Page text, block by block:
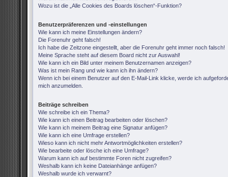
Wozu ist die „Alle Cookies des Boards löschen“-Funktion?
Benutzerpräferenzen und -einstellungen
Wie kann ich meine Einstellungen ändern?
Die Forenuhr geht falsch!
Ich habe die Zeitzone eingestellt, aber die Forenuhr geht immer noch falsch!
Meine Sprache steht auf diesem Board nicht zur Auswahl!
Wie kann ich ein Bild unter meinem Benutzernamen anzeigen?
Was ist mein Rang und wie kann ich ihn ändern?
Wenn ich bei einem Benutzer auf den E-Mail-Link klicke, werde ich
mich anzumelden.
Beiträge schreiben
Wie schreibe ich ein Thema?
Wie kann ich einen Beitrag bearbeiten oder löschen?
Wie kann ich meinem Beitrag eine Signatur anfügen?
Wie kann ich eine Umfrage erstellen?
Wieso kann ich nicht mehr Antwortmöglichkeiten erstellen?
Wie bearbeite oder lösche ich eine Umfrage?
Warum kann ich auf bestimmte Foren nicht zugreifen?
Weshalb kann ich keine Dateianhänge anfügen?
Weshalb wurde ich verwarnt?